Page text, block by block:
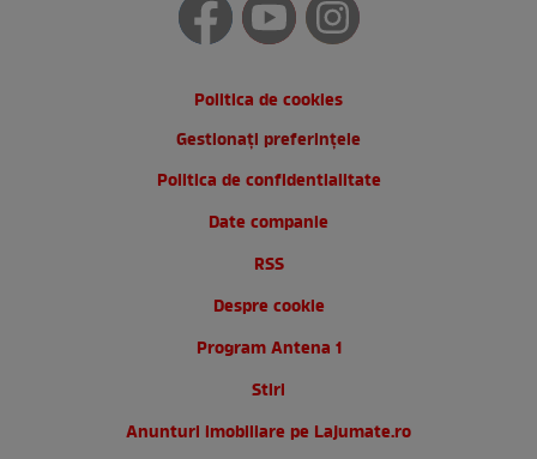
Politica de cookies
Gestionați preferințele
Politica de confidentialitate
Date companie
RSS
Despre cookie
Program Antena 1
Stiri
Anunturi imobiliare pe Lajumate.ro